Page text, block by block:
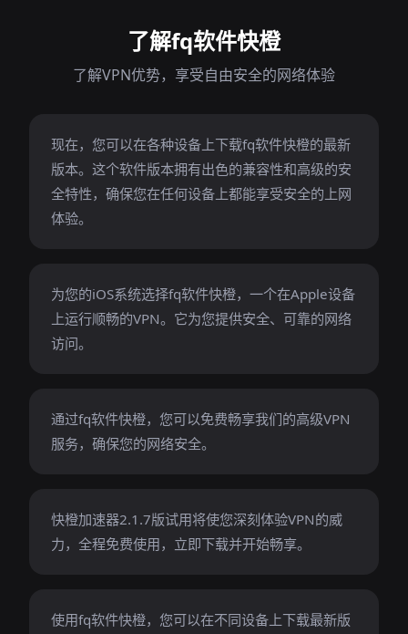
了解fq软件快橙
了解VPN优势，享受自由安全的网络体验
现在，您可以在各种设备上下载fq软件快橙的最新
版本。这个软件版本拥有出色的兼容性和高级的安
全特性，确保您在任何设备上都能享受安全的上网
体验。
为您的iOS系统选择fq软件快橙，一个在Apple设备
上运行顺畅的VPN。它为您提供安全、可靠的网络
访问。
通过fq软件快橙，您可以免费畅享我们的高级VPN
服务，确保您的网络安全。
快橙加速器2.1.7版试用将使您深刻体验VPN的威
力，全程免费使用，立即下载并开始畅享。
使用fq软件快橙，您可以在不同设备上下载最新版